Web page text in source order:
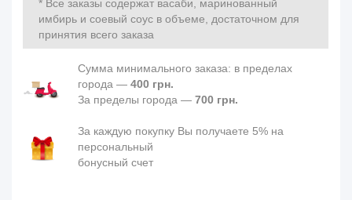
* Все заказы содержат васаби, маринованный
имбирь и соевый соус в объеме, достаточном для
принятия всего заказа
Сумма минимального заказа: в пределах
города — 400 грн.
За пределы города — 700 грн.
За каждую покупку Вы получаете 5% на
персональный
бонусный счет